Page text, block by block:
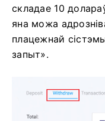
складае 10
яна можа
плацежнай
запыт».